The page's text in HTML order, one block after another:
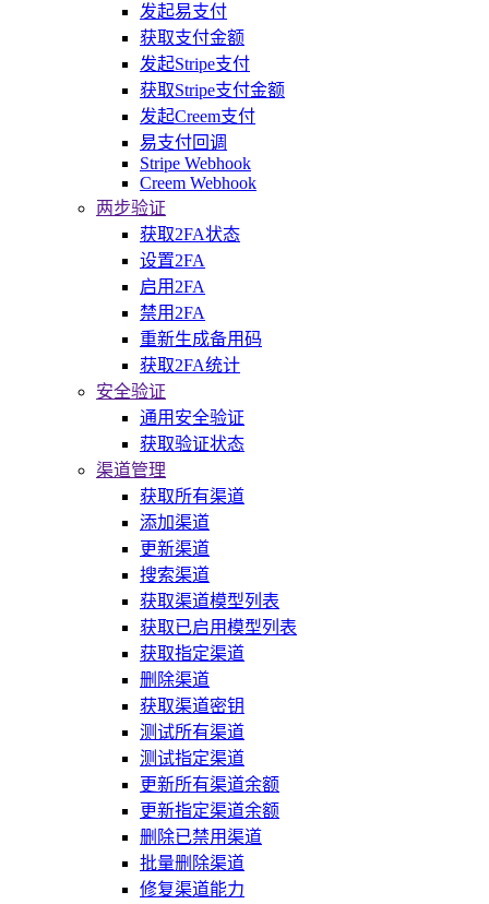
发起易支付
获取支付金额
发起Stripe支付
获取Stripe支付金额
发起Creem支付
易支付回调
Stripe Webhook
Creem Webhook
两步验证
获取2FA状态
设置2FA
启用2FA
禁用2FA
重新生成备用码
获取2FA统计
安全验证
通用安全验证
获取验证状态
渠道管理
获取所有渠道
添加渠道
更新渠道
搜索渠道
获取渠道模型列表
获取已启用模型列表
获取指定渠道
删除渠道
获取渠道密钥
测试所有渠道
测试指定渠道
更新所有渠道余额
更新指定渠道余额
删除已禁用渠道
批量删除渠道
修复渠道能力